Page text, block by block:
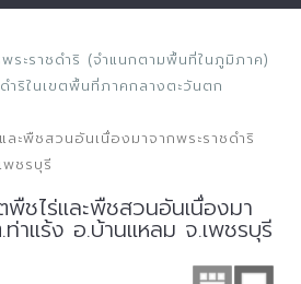
พระราชดำริ (จำแนกตามพื้นที่ในภูมิภาค)
ำริในเขตพื้นที่ภาคกลางตะวันตก
ะพืชสวนอันเนื่องมาจากพระราชดำริ
พชรบุรี
ชไร่และพืชสวนอันเนื่องมา
าแร้ง อ.บ้านแหลม จ.เพชรบุรี